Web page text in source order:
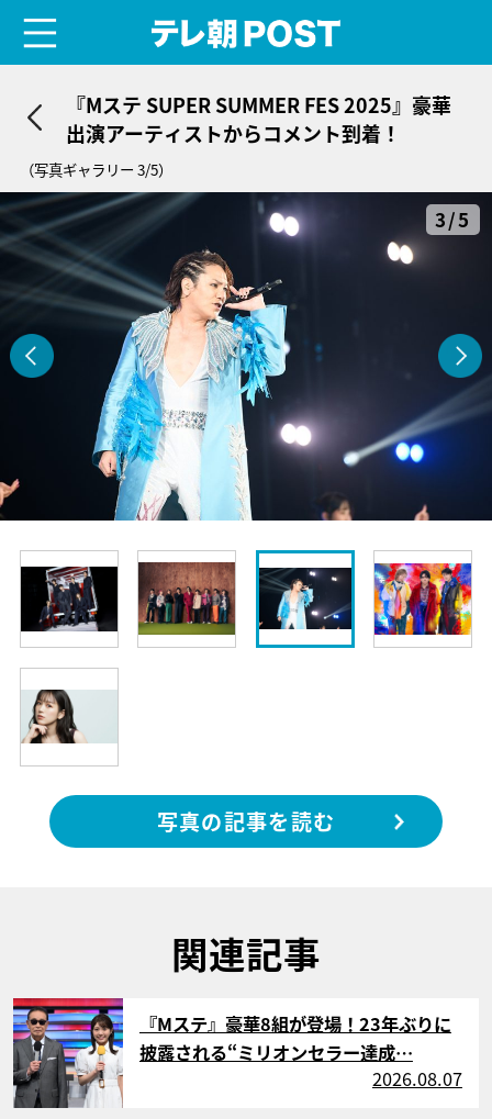
『Mステ SUPER SUMMER FES 2025』豪華
出演アーティストからコメント到着！
（写真ギャラリー 3/5）
3/5
写真の記事を読む
関連記事
サムネイル
『Mステ』豪華8組が登場！23年ぶりに
披露される“ミリオンセラー達成…
2026.08.07